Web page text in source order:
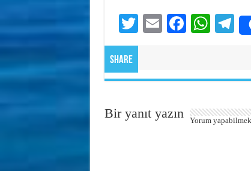
T
wi
r
E
Fa
ok
W
A a
Share
Bir yanıt yazın Yorum